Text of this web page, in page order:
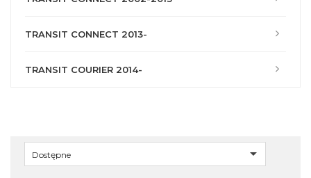
TRANSIT CONNECT 2013-
TRANSIT COURIER 2014-
Dostępne 